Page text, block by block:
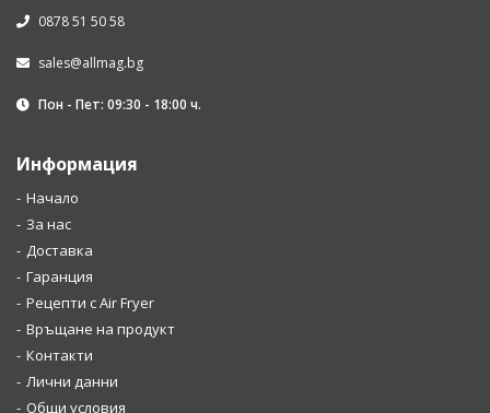
0878 51 50 58
sales@allmag.bg
Пон - Пет: 09:30 - 18:00 ч.
Информация
Начало
За нас
Доставка
Гаранция
Рецепти с Air Fryer
Връщане на продукт
Контакти
Лични данни
Общи условия